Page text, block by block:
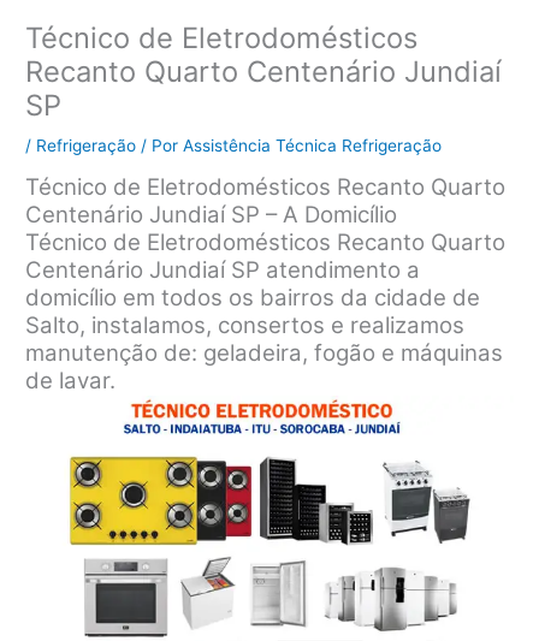
Técnico de Eletrodomésticos
Recanto Quarto Centenário Jundiaí
SP
/ Refrigeração / PorAssistência Técnica Refrigeração
Técnico de Eletrodomésticos Recanto Quarto
Centenário Jundiaí SP – A Domicílio
Técnico de Eletrodomésticos Recanto Quarto
Centenário Jundiaí SP atendimento a
domicílio em todos os bairros da cidade de
Salto, instalamos, consertos e realizamos
manutenção de: geladeira, fogão e máquinas
de lavar.